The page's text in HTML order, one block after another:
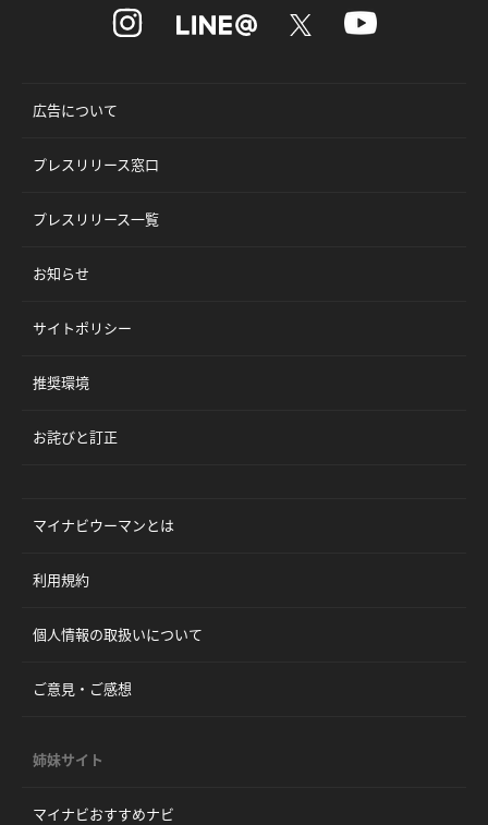
広告について
プレスリリース窓口
プレスリリース一覧
お知らせ
サイトポリシー
推奨環境
お詫びと訂正
マイナビウーマンとは
利用規約
個人情報の取扱いについて
ご意見・ご感想
姉妹サイト
マイナビおすすめナビ